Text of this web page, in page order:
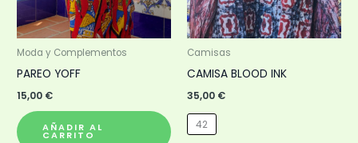
Moda y Complementos
PAREO YOFF
15,00 €
AÑADIR AL
CARRITO
Camisas
CAMISA BLOOD INK
35,00 €
42
se